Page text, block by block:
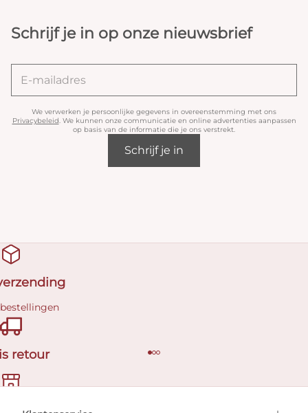
Schrijf je in op onze nieuwsbrief
We verwerken je persoonlijke gegevens in overeenstemming met ons
Privacybeleid. We kunnen onze communicatie en online advertenties aanpassen
op basis van de informatie die je ons verstrekt.
Schrijf je in
retour